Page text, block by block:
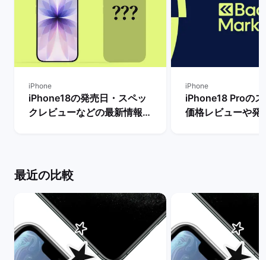
iPhone
iPhone18の発売日・スペッ
クレビューなどの最新情報ま
iPhone
iPhone18 Proの
価格レビューや発
最近の比較